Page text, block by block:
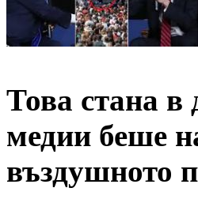
Това стана в
медии беше
въздушното